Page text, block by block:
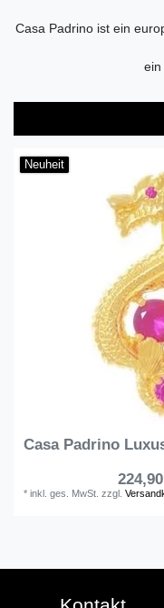
Casa Padrino ist ein
ein
Neuheit
*inkl. ges. MwSt. zzgl.